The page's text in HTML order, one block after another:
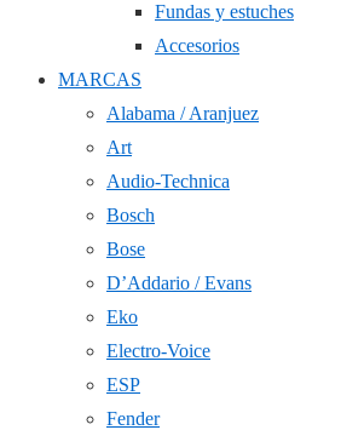
Fundas y estuches
Accesorios
MARCAS
Alabama / Aranjuez
Art
Audio-Technica
Bosch
Bose
D’Addario / Evans
Eko
Electro-Voice
ESP
Fender